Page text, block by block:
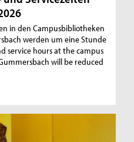
in den Campusbibliotheken
werden um eine Stunde
service hours at the campus
will be reduced